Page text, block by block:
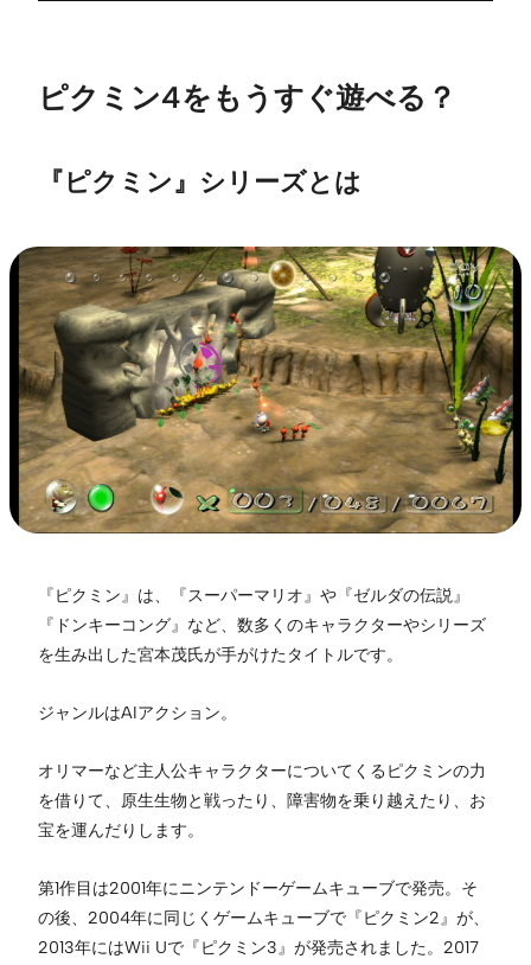
ピクミン4をもうすぐ遊べる？
『ピクミン』シリーズとは
『ピクミン』は、『スーパーマリオ』や『ゼルダの伝説』
『ドンキーコング』など、数多くのキャラクターやシリーズ
を生み出した宮本茂氏が手がけたタイトルです。
ジャンルはAIアクション。
オリマーなど主人公キャラクターについてくるピクミンの力
を借りて、原生生物と戦ったり、障害物を乗り越えたり、お
宝を運んだりします。
第1作目は2001年にニンテンドーゲームキューブで発売。そ
の後、2004年に同じくゲームキューブで『ピクミン2』が、
2013年にはWii Uで『ピクミン3』が発売されました。2017